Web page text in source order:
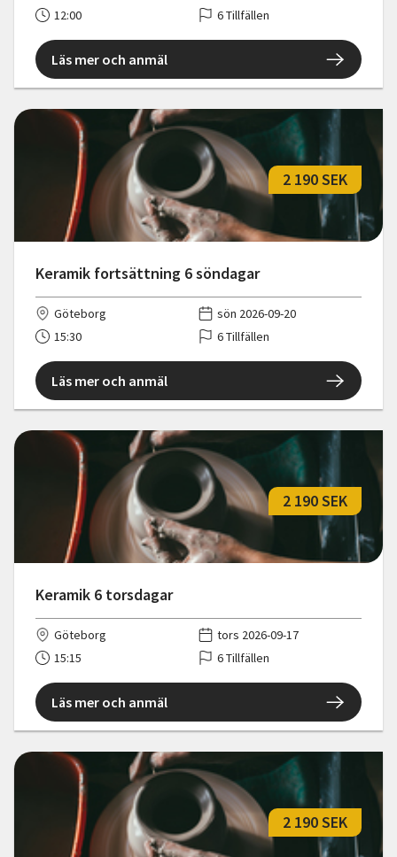
12:00 6 Tillfällen
Läs mer och anmäl
Keramik fortsättning 6 söndagar
2 190 SEK
Göteborg
sön 2026-09-20
15:30
6 Tillfällen
Läs mer och anmäl
Keramik 6 torsdagar
2 190 SEK
Göteborg
tors 2026-09-17
15:15
6 Tillfällen
Läs mer och anmäl
2 190 SEK